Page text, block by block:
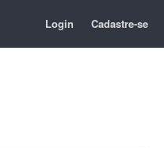
Login Cadastre-se